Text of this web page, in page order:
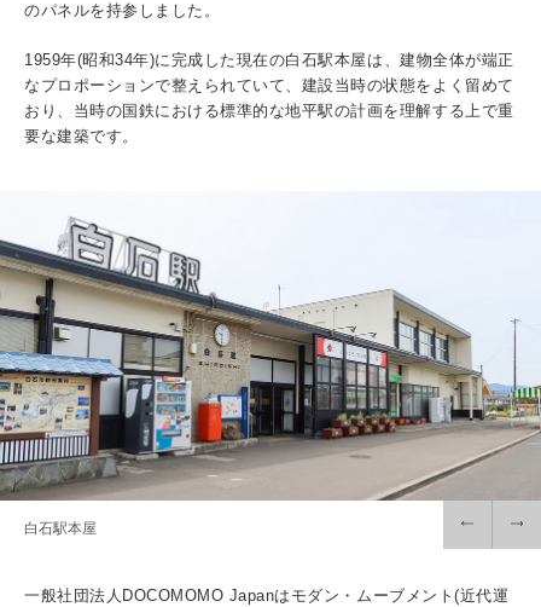
一般・企業の方 寄付・ご支援 アクセス
1. Action！x 工学院大学
2. 工学院大学ヒストリー
3. #KUTE VOICE エンジニアリーダーたちの声
のパネルを持参しました。
1959年(昭和34年)に完成した現在の白石駅本屋は、建物全体が端正
なプロポーションで整えられていて、建設当時の状態をよく留めて
おり、当時の国鉄における標準的な地平駅の計画を理解する上で重
要な建築です。
白石駅本屋
一般社団法人DOCOMOMO Japanはモダン・ムーブメント(近代運